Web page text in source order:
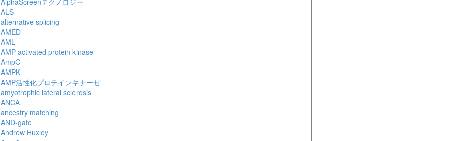
ALS
alternative splicing
AMED
AML
AMP-activated protein kinase
AmpC
AMPK
AMP活性化プロテインキナーゼ
amyotrophic lateral sclerosis
ANCA
ancestry matching
AND-gate
Andrew Huxley